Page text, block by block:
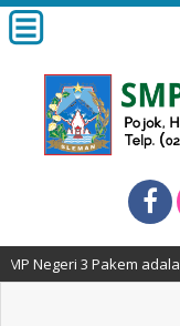
3 Pakem adalah